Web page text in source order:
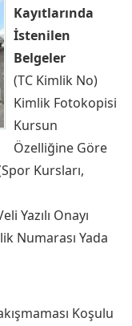
Kayıtlarında
İstenilen
Belgeler
(TC Kimlik No)
Kimlik Fotokopisi
Kursun
Özelliğine Göre
Kursları,
Yazılı Onayı
Numarası Yada
Koşulu